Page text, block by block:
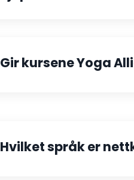
Gir kursene Yoga
Hvilket språk er